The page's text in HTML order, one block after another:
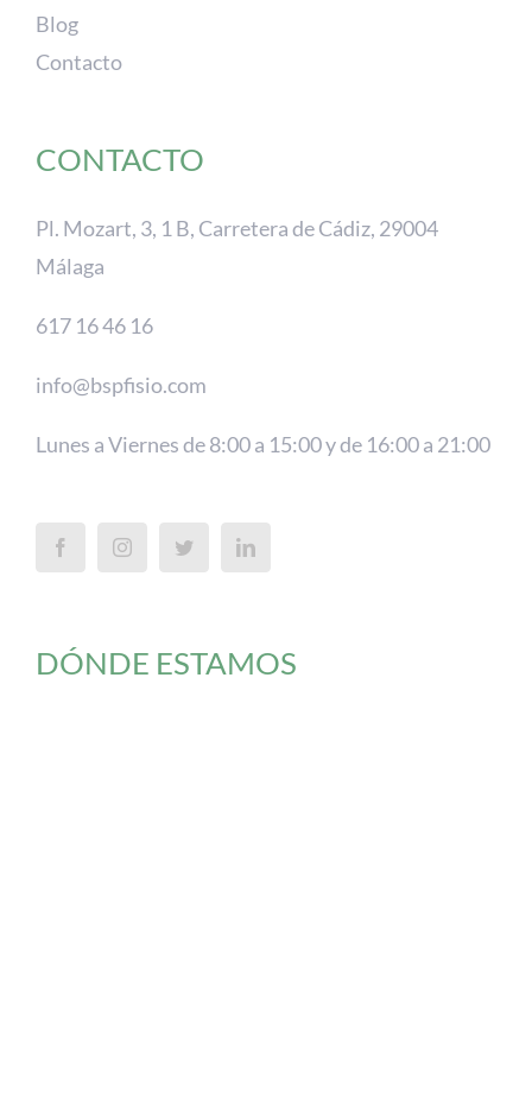
Blog
Contacto
CONTACTO
Pl. Mozart, 3, 1 B, Carretera de Cádiz, 29004
Málaga
617 16 46 16
info@bspfisio.com
Lunes a Viernes de 8:00 a 15:00 y de 16:00 a 21:00
DÓNDE ESTAMOS